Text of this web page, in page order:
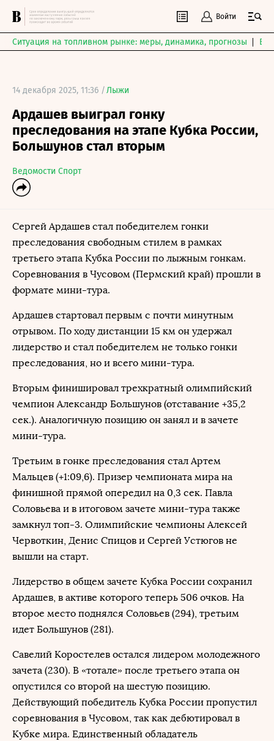
Войти
Ситуация на топливном рынке: меры, динамика, прогнозы
14 декабря 2025, 11:36 /Лыжи
Ардашев выиграл гонку
преследования на этапе Кубка России,
Большунов стал вторым
Ведомости Спорт
Сергей Ардашев стал победителем гонки
преследования свободным стилем в рамках
третьего этапа Кубка России по лыжным гонкам.
Соревнования в Чусовом (Пермский край) прошли в
формате мини-тура.
Ардашев стартовал первым с почти минутным
отрывом. По ходу дистанции 15 км он удержал
лидерство и стал победителем не только гонки
преследования, но и всего мини-тура.
Вторым финишировал трехкратный олимпийский
чемпион Александр Большунов (отставание +35,2
сек.). Аналогичную позицию он занял и в зачете
мини-тура.
Третьим в гонке преследования стал Артем
Мальцев (+1:09,6). Призер чемпионата мира на
финишной прямой опередил на 0,3 сек. Павла
Соловьева и в итоговом зачете мини-тура также
замкнул топ-3. Олимпийские чемпионы Алексей
Червоткин, Денис Спицов и Сергей Устюгов не
вышли на старт.
Лидерство в общем зачете Кубка России сохранил
Ардашев, в активе которого теперь 506 очков. На
второе место поднялся Соловьев (294), третьим
идет Большунов (281).
Савелий Коростелев остался лидером молодежного
зачета (230). В «тотале» после третьего этапа он
опустился со второй на шестую позицию.
Действующий победитель Кубка России пропустил
соревнования в Чусовом, так как дебютировал в
Кубке мира. Единственный обладатель